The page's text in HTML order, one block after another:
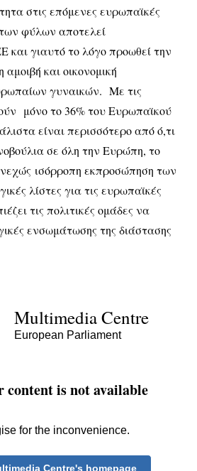
στις επόμενες ευρωπαϊκές
φύλων αποτελεί
και γιαυτό το λόγο προωθεί την
και οικονομική
γυναικών. Με τις
μόνο το 36% του Ευρωπαϊκού
είναι περισσότερο από ό,τι
σε όλη την Ευρώπη, το
ισόρροπη εκπροσώπηση των
λίστες για τις ευρωπαϊκές
τις πολιτικές ομάδες να
ενσωμάτωσης της διάστασης